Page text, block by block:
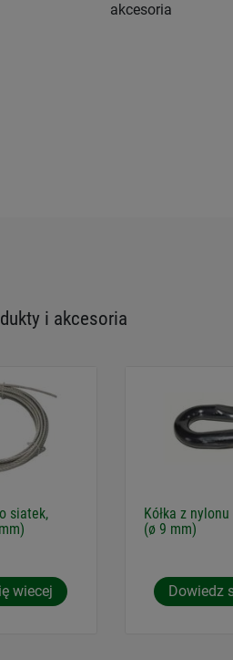
akcesoria
i akcesoria
siatek,
wiecej
Kółka z
(ø 9 mm)
Dowiedz